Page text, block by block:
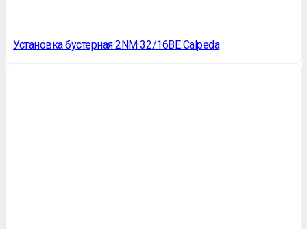
Установка бустерная 2NM 32/16BE Calpeda